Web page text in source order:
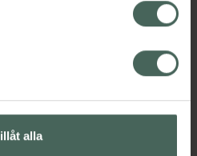
alla
Visa
inom